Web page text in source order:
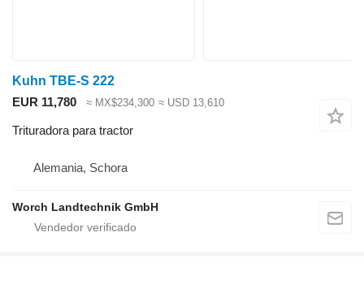
Kuhn TBE-S 222
EUR 11,780
≈ MX$234,300 ≈ USD 13,610
Trituradora para tractor
Alemania, Schora
Worch Landtechnik GmbH